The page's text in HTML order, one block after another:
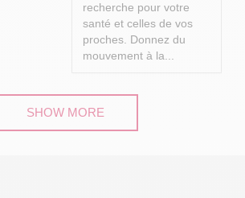
recherche pour votre
santé et celles de vos
proches. Donnez du
mouvement à la...
SHOW MORE